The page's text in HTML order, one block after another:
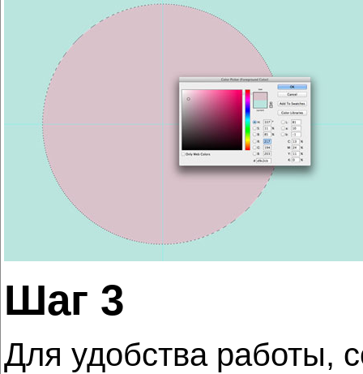
Шаг 3
Для удобства работы,